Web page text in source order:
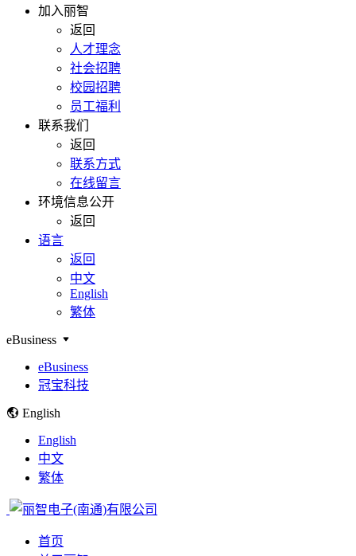
加入丽智
返回
人才理念
社会招聘
校园招聘
员工福利
联系我们
返回
联系方式
在线留言
环境信息公开
返回
语言
返回
中文
English
繁体
eBusiness
eBusiness
冠宝科技
English
English
中文
繁体
首页